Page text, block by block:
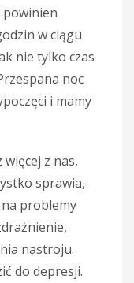
powinien
w ciągu
nie tylko czas
noc
i mamy
z nas,
sprawia,
problemy
nastroju.
do depresji.